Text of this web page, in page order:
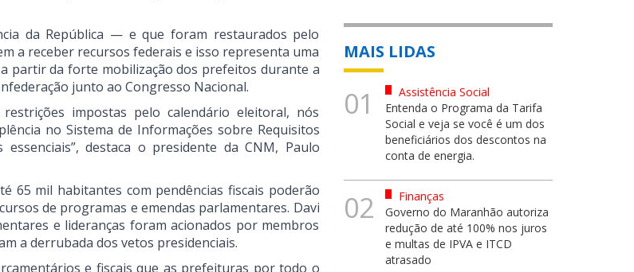
da República — e que foram restaurados pelo
a receber recursos federais e isso representa uma
partir da forte mobilização dos prefeitos durante a
junto ao Congresso Nacional.
impostas pelo calendário eleitoral, nós
no Sistema de Informações sobre Requisitos
destaca o presidente da CNM, Paulo
65 mil habitantes com pendências fiscais poderão
de programas e emendas parlamentares. Davi
e lideranças foram acionados por membros
a derrubada dos vetos presidenciais.
e fiscais que as prefeituras por todo o
MAIS LIDAS
01
Assistência Social
Entenda o Programa da Tarifa
Social e veja se você é um dos
beneficiários dos descontos na
conta de energia.
02
Finanças
Governo do Maranhão autoriza
redução de até 100% nos juros
e multas de IPVA e ITCD
atrasado